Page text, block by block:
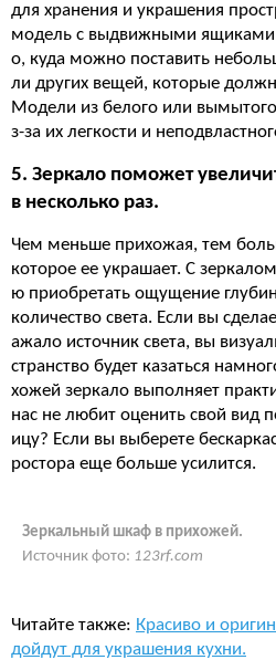
для хранения и украшения
модель с выдвижными ящиками
о, куда можно поставить
ли других вещей, которые
Модели из белого или
з-за их легкости и
5. Зеркало поможет
в несколько раз.
Чем меньше прихожая, тем
которое ее украшает. С
ю приобретать ощущение
количество света. Если вы
ажало источник света, вы
странство будет казаться
хожей зеркало выполняет
нас не любит оценить свой вид
ицу? Если вы выберете
ростора еще больше усилится.
Зеркальный шкаф в прихожей.
Источник фото: 123rf.com
Читайте также: Красиво и
дойдут для украшения кухни.